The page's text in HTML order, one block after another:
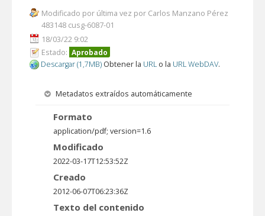
Modificado por última vez por Carlos Manzano Pérez
483148 cusg-6087-01
18/03/22 9:02
Estado: Aprobado
Descargar (1,7MB) Obtener la URL o la URL WebDAV.
Metadatos extraídos automáticamente
Formato
application/pdf; version=1.6
Modificado
2022-03-17T12:53:52Z
Creado
2012-06-07T06:23:36Z
Texto del contenido